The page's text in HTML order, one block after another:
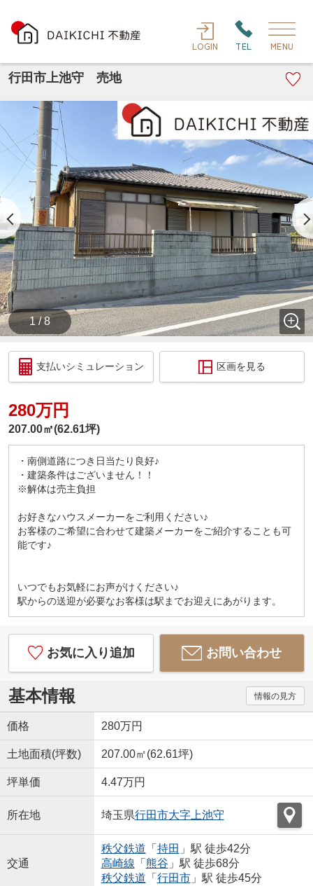
LOGIN TEL MENU
行田市上池守 売地
1 / 8
支払いシミュレーション 区画を見る
280万円
207.00㎡(62.61坪)
・南側道路につき日当たり良好♪
・建築条件はございません！！
※解体は売主負担
お好きなハウスメーカーをご利用ください♪
お客様のご希望に合わせて建築メーカーをご紹介することも可
能です♪
いつでもお気軽にお声がけください♪
駅からの送迎が必要なお客様は駅までお迎えにあがります。
お気に入り追加 お問い合わせ
基本情報 情報の見方
価格 280万円
土地面積(坪数) 207.00㎡(62.61坪)
坪単価 4.47万円
所在地 埼玉県行田市大字上池守
交通
秩父鉄道 「 持田 」駅 徒歩42分
高崎線 「 熊谷 」駅 徒歩68分
秩父鉄道 「 行田市」駅 徒歩45分